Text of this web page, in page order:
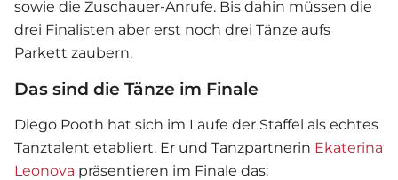
sowie die Zuschauer-Anrufe. Bis dahin müssen die
drei Finalisten aber erst noch drei Tänze aufs
Parkett zaubern.
Das sind die Tänze im Finale
Diego Pooth hat sich im Laufe der Staffel als echtes
Tanztalent etabliert. Er und Tanzpartnerin Ekaterina
Leonova präsentieren im Finale das: